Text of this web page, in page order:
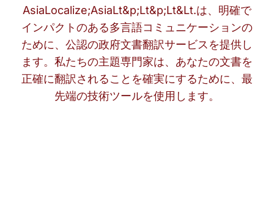
AsiaLocalize;AsiaLt&p;Lt&p;Lt&Lt.は、明確で
インパクトのある多言語コミュニケーションの
ために、公認の政府文書翻訳サービスを提供し
ます。私たちの主題専門家は、あなたの文書を
正確に翻訳されることを確実にするために、最
先端の技術ツールを使用します。